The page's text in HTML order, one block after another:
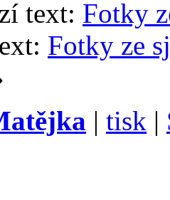
text: Fotky
Fotky ze
| tisk |